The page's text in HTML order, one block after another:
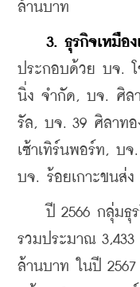
ล้านบาท
3. ธุรกิจเหมือง
ประกอบด้วย บจ.
นิ่ง จำกัด, บจ. ศิล
รัล, บจ. 39 ศิลาท
เซ้าเทิร์นพอร์ท, บ
บจ. ร้อยเกาะขนส่ง
ปี 2566 กลุ่มธุรกิ
รวมประมาณ
ล้านบาท ในปี